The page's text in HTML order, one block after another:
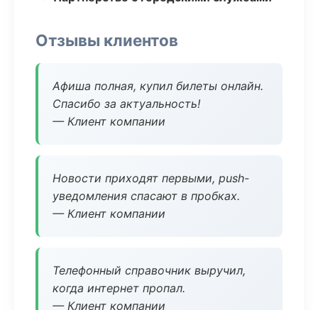
Отзывы клиентов
Афиша полная, купил билеты онлайн.
Спасибо за актуальность!
— Клиент компании
Новости приходят первыми, push-
уведомления спасают в пробках.
— Клиент компании
Телефонный справочник выручил,
когда интернет пропал.
— Клиент компании